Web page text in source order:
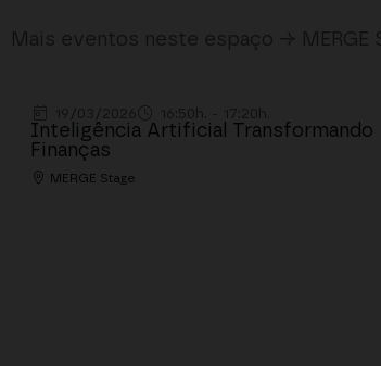
Inteligência Artificial Transformando
Finanças
MERGE Stage